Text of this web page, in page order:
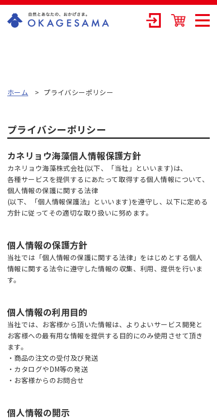
式会社の公式通
ホーム プライバシーポリシー
プライバシーポリシー
カネリョウ海藻個人情報保護方針
カネリョウ海藻株式会社(以下、「当社」といいます)は、
各種サービスを提供するにあたって取得する個人情報について、
個人情報の保護に関する法律
(以下、「個人情報保護法」といいます)を遵守し、以下に定める
方針に従ってその適切な取り扱いに努めます。
個人情報の保護方針
当社では「個人情報の保護に関する法律」をはじめとする個人
情報に関する法令に遵守した情報の収集、利用、提供を行いま
す。
個人情報の利用目的
当社では、お客様から頂いた情報は、よりよいサービス開発と
お客様への最有用な情報を提供する目的にのみ使用させて頂き
ます。
・商品の注文の受付及び発送
・カタログやDM等の発送
・お客様からのお問合せ
個人情報の開示